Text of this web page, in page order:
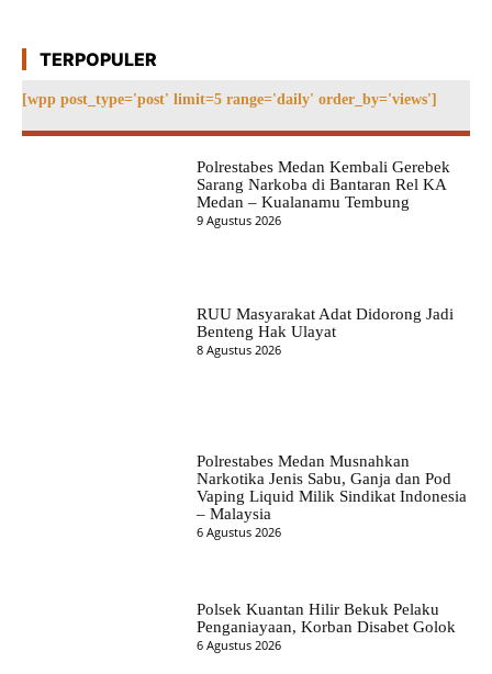
TERPOPULER
[wpp post_type='post' limit=5 range='daily' order_by='views']
Polrestabes Medan Kembali Gerebek
Sarang Narkoba di Bantaran Rel KA
Medan – Kualanamu Tembung
9 Agustus 2026
RUU Masyarakat Adat Didorong Jadi
Benteng Hak Ulayat
8 Agustus 2026
Polrestabes Medan Musnahkan
Narkotika Jenis Sabu, Ganja dan Pod
Vaping Liquid Milik Sindikat Indonesia
– Malaysia
6 Agustus 2026
Polsek Kuantan Hilir Bekuk Pelaku
Penganiayaan, Korban Disabet Golok
6 Agustus 2026